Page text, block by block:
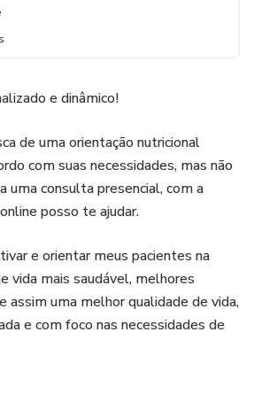
e dinâmico!
de uma orientação nutricional
com suas necessidades, mas não
uma consulta presencial, com a
posso te ajudar.
e orientar meus pacientes na
vida mais saudável, melhores
assim uma melhor qualidade de vida,
e com foco nas necessidades de